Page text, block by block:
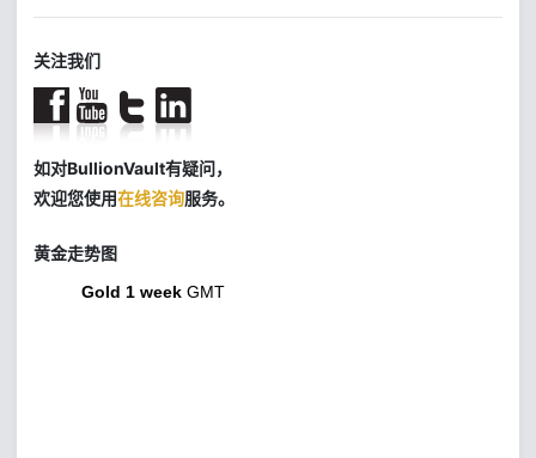
关注我们
如对BullionVault有疑问，
欢迎您使用在线咨询服务。
黄金走势图
Gold 1 week GMT